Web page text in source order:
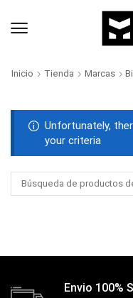
Inicio Tienda Marcas
Unfortunately,
your criteria
Envio 100%